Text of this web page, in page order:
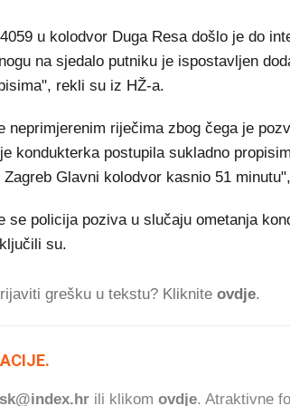
u kolodvor Duga Resa došlo je do
na sjedalo putniku je ispostavljen
rekli su iz HŽ-a.
neprimjerenim riječima zbog čega je
kondukterka postupila sukladno
Glavni kolodvor kasnio 51
policija poziva u slučaju ometanja
su.
grešku u tekstu? Kliknite ovdje.
ili klikom ovdje. Atraktivne